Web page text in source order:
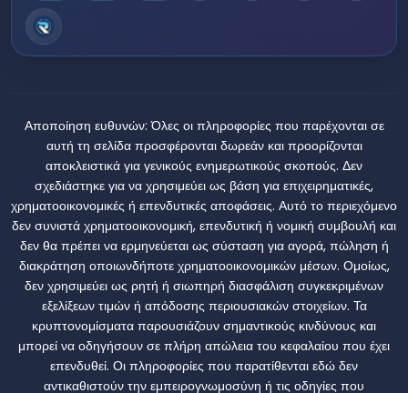
Αποποίηση ευθυνών: Όλες οι πληροφορίες που παρέχονται σε
αυτή τη σελίδα προσφέρονται δωρεάν και προορίζονται
αποκλειστικά για γενικούς ενημερωτικούς σκοπούς. Δεν
σχεδιάστηκε για να χρησιμεύει ως βάση για επιχειρηματικές,
χρηματοοικονομικές ή επενδυτικές αποφάσεις. Αυτό το περιεχόμενο
δεν συνιστά χρηματοοικονομική, επενδυτική ή νομική συμβουλή και
δεν θα πρέπει να ερμηνεύεται ως σύσταση για αγορά, πώληση ή
διακράτηση οποιωνδήποτε χρηματοοικονομικών μέσων. Ομοίως,
δεν χρησιμεύει ως ρητή ή σιωπηρή διασφάλιση συγκεκριμένων
εξελίξεων τιμών ή απόδοσης περιουσιακών στοιχείων. Τα
κρυπτονομίσματα παρουσιάζουν σημαντικούς κινδύνους και
μπορεί να οδηγήσουν σε πλήρη απώλεια του κεφαλαίου που έχει
επενδυθεί. Οι πληροφορίες που παρατίθενται εδώ δεν
αντικαθιστούν την εμπειρογνωμοσύνη ή τις οδηγίες που